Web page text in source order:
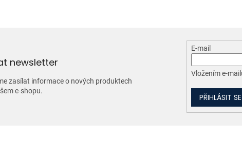
newsletter
zasílat informace o nových produktech
e-shopu.
E-mail
Vložením e-
PŘIHLÁSIT SE